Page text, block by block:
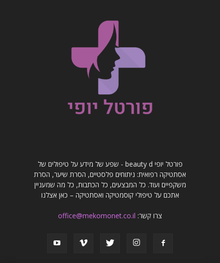
פורטל יופי beauty d - שפע של מידע על טיפולים של
אסתטיקה רפואית: ניתוחים פלסטיים, הסרת שיער, הסרת
משקפיים ועוד. כל המבצעים, כל הכתבות, כל מה שמעניין
אתכם על טיפולי קוסמטיקה ואסתטיקה – כאן אצלנו
צרו קשר: office@mekomonet.co.il